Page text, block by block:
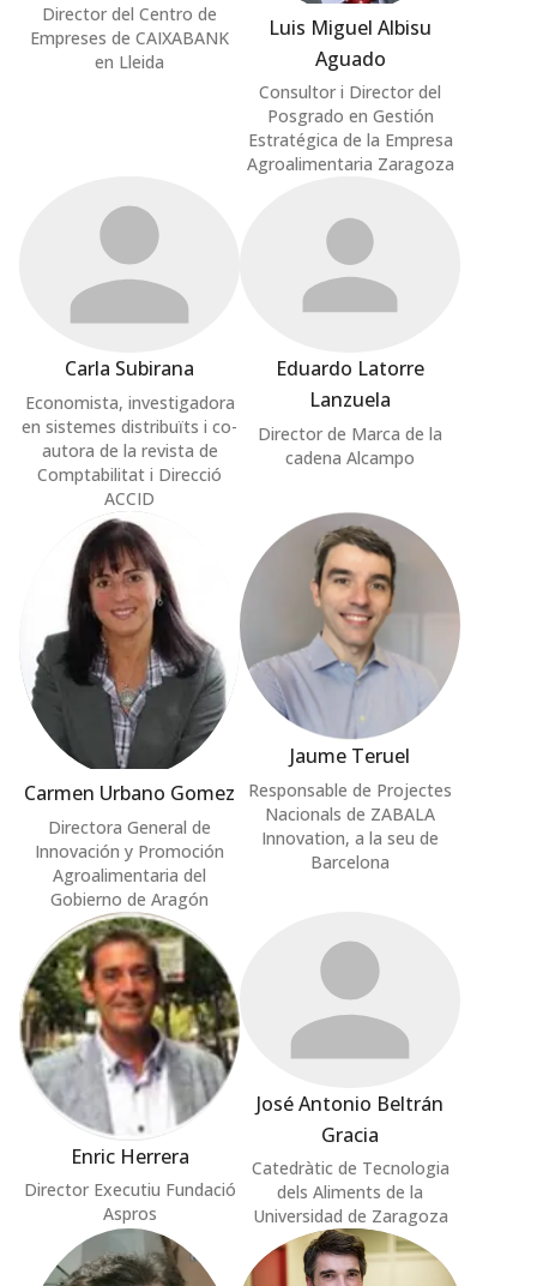
Director del Centro de
Empreses de CAIXABANK
en Lleida
Luis Miguel Albisu
Aguado
Consultor i Director del
Posgrado en Gestión
Estratégica de la Empresa
Agroalimentaria Zaragoza
Carla Subirana
Economista, investigadora
en sistemes distribuïts i co-
autora de la revista de
Comptabilitat i Direcció
ACCID
Eduardo Latorre
Lanzuela
Director de Marca de la
cadena Alcampo
Carmen Urbano Gomez
Directora General de
Innovación y Promoción
Agroalimentaria del
Gobierno de Aragón
Jaume Teruel
Responsable de Projectes
Nacionals de ZABALA
Innovation, a la seu de
Barcelona
Enric Herrera
Director Executiu Fundació
Aspros
José Antonio Beltrán
Gracia
Catedràtic de Tecnologia
dels Aliments de la
Universidad de Zaragoza